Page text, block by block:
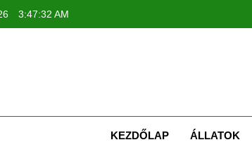
3:47:33 AM
KEZDŐLAP ÁLLATOK